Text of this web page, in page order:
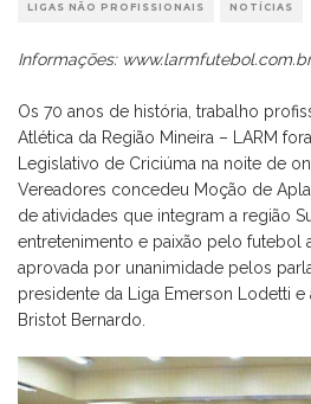
LIGAS NÃO PROFISSIONAIS NOTÍCIAS
Informações: www.larmfutebol.com.br
Os 70 anos de história, trabalho
Atlética da Região Mineira – LARM
Legislativo de Criciúma na noite de
Vereadores concedeu Moção de
de atividades que integram a região
entretenimento e paixão pelo futebol
aprovada por unanimidade pelos
presidente da Liga Emerson Lodetti
Bristot Bernardo.